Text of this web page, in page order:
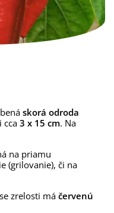
skorá odroda
cca 3 x 15 cm. Na
na priamu
(grilovanie), či na
zrelosti má červenú